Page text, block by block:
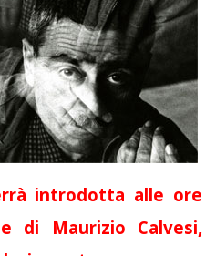
introdotta alle ore
di Maurizio Calvesi,